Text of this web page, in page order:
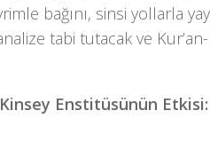
bağını, sinsi yollarla
tabi tutacak ve
Enstitüsünün